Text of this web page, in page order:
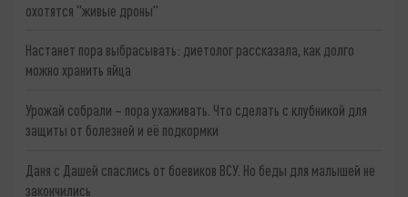
охотятся "живые дроны"
Настанет пора выбрасывать: диетолог рассказала, как долго
можно хранить яйца
Урожай собрали – пора ухаживать. Что сделать с клубникой для
защиты от болезней и её подкормки
Даня с Дашей спаслись от боевиков ВСУ. Но беды для малышей не
закончились